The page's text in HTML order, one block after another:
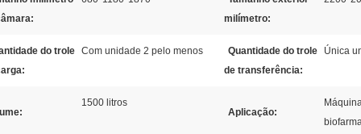
milímetro:
do trole Com unidade 2 pelo menos
Quantidade do trole
de transferência:
Única
1500 litros
Aplicação: